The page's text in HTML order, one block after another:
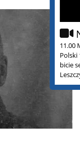
11.00
Polski
bicie